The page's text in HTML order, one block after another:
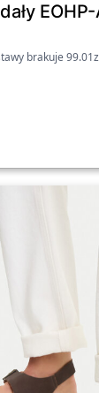
brakuje